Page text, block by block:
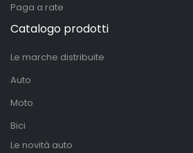
Paga a rate
Catalogo prodotti
Le marche distribuite
Auto
Moto
Bici
Le novità auto